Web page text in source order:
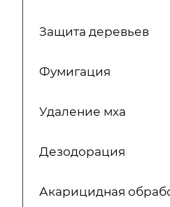
Защита деревьев
Фумигация
Удаление мха
Дезодорация
Акарицидная